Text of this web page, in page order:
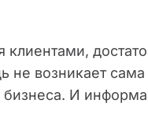
не возникает
И